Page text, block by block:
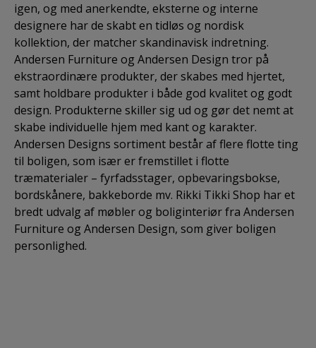
igen, og med anerkendte, eksterne og interne
designere har de skabt en tidløs og nordisk
kollektion, der matcher skandinavisk indretning.
Andersen Furniture og Andersen Design tror på
ekstraordinære produkter, der skabes med hjertet,
samt holdbare produkter i både god kvalitet og godt
design. Produkterne skiller sig ud og gør det nemt at
skabe individuelle hjem med kant og karakter.
Andersen Designs sortiment består af flere flotte ting
til boligen, som især er fremstillet i flotte
træmaterialer – fyrfadsstager, opbevaringsbokse,
bordskånere, bakkeborde mv. Rikki Tikki Shop har et
bredt udvalg af møbler og boliginteriør fra Andersen
Furniture og Andersen Design, som giver boligen
personlighed.